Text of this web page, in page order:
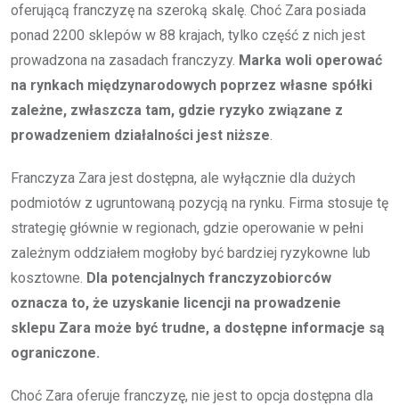
oferującą franczyzę na szeroką skalę. Choć Zara posiada
ponad 2200 sklepów w 88 krajach, tylko część z nich jest
prowadzona na zasadach franczyzy. Marka woli operować
na rynkach międzynarodowych poprzez własne spółki
zależne, zwłaszcza tam, gdzie ryzyko związane z
prowadzeniem działalności jest niższe
Franczyza Zara jest dostępna, ale wyłącznie dla dużych
podmiotów z ugruntowaną pozycją na rynku. Firma stosuje tę
strategię głównie w regionach, gdzie operowanie w pełni
zależnym oddziałem mogłoby być bardziej ryzykowne lub
kosztowne. Dla potencjalnych franczyzobiorców
oznacza to, że uzyskanie licencji na prowadzenie
sklepu Zara może być trudne, a dostępne informacje są
ograniczone.
Choć Zara oferuje franczyzę, nie jest to opcja dostępna dla